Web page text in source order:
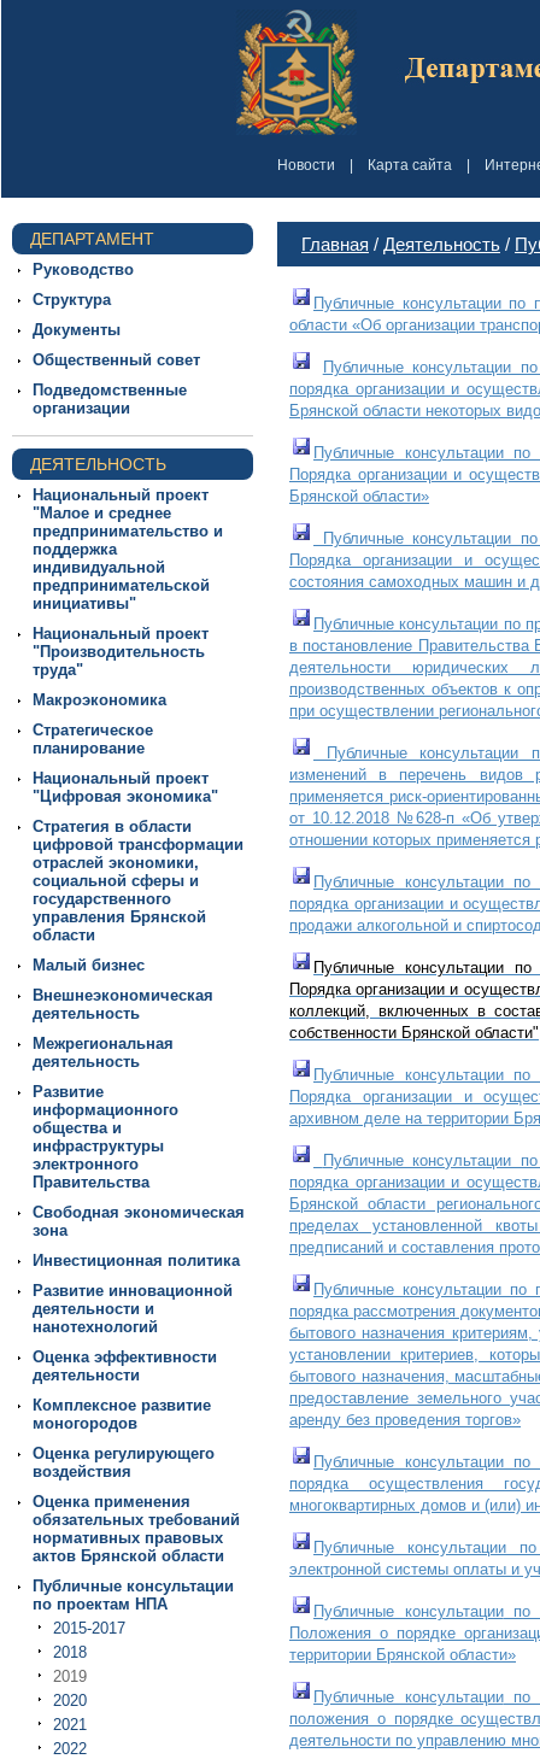
Новости Карта сайта
ДЕПАРТАМЕНТ
Руководство
Структура
Документы
Общественный совет
Подведомственные
организации
ДЕЯТЕЛЬНОСТЬ
Национальный проект
"Малое и среднее
предпринимательство и
поддержка
индивидуальной
предпринимательской
инициативы"
Национальный проект
"Производительность
труда"
Макроэкономика
Стратегическое
планирование
Национальный проект
"Цифровая экономика"
Стратегия в области
цифровой трансформации
отраслей экономики,
социальной сферы и
государственного
управления Брянской
области
Малый бизнес
Внешнеэкономическая
деятельность
Межрегиональная
деятельность
Развитие
информационного
общества и
инфраструктуры
электронного
Правительства
Свободная экономическая
зона
Инвестиционная политика
Развитие инновационной
деятельности и
нанотехнологий
Оценка эффективности
деятельности
Комплексное развитие
моногородов
Оценка регулирующего
воздействия
Оценка применения
обязательных требований
нормативных правовых
актов Брянской области
Публичные консультации
по проектам НПА
2015-2017
2018
2019
2020
2021
2022
Главная / Деятельность /
Публичные консультации
области «Об организации
Публичные консультации
порядка организации и
Брянской области некоторых
Публичные консультации
Порядка организации и
Брянской области»
Публичные консультации
Порядка организации и
состояния самоходных машин и
Публичные консультации по
в постановление
деятельности
производственных объектов к
при осуществлении
Публичные консультации
изменений в перечень видов
применяется риск-
от 10.12.2018 №628-п «Об
отношении которых применяется
Публичные консультации
порядка организации и
продажи алкогольной и
Публичные консультации
Порядка организации и
коллекций, включенных в
собственности Брянской области"
Публичные консультации
Порядка организации и
архивном деле на территории
Публичные консультации
порядка организации и
Брянской области
пределах установленной
предписаний и составления
Публичные консультации
порядка рассмотрения
бытового назначения
установлении критериев,
бытового назначения,
предоставление земельного
аренду без проведения торгов»
Публичные консультации
порядка осуществления
многоквартирных домов и (или)
Публичные консультации по
электронной системы оплаты и
Публичные консультациипо
Положения о порядке
территории Брянской области»
Публичные консультациипо
положения о порядке
деятельности по управлению